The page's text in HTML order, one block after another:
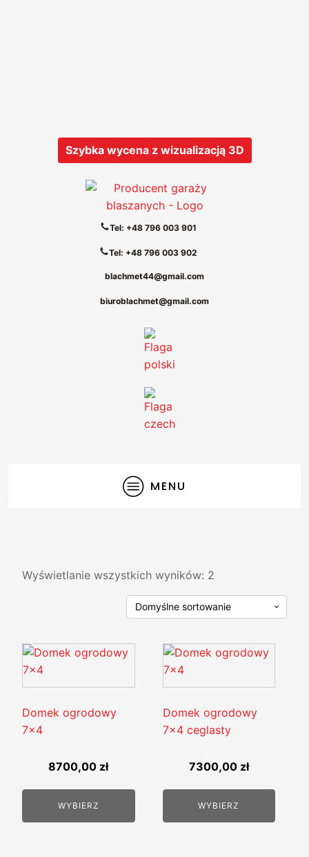
Szybka wycena z wizualizacją 3D
Tel: +48 796 003 901
Tel: +48 796 003 902
blachmet44@gmail.com
biuroblachmet@gmail.com
MENU
Wyświetlanie wszystkich wyników: 2
Domek ogrodowy
7x4
8700,00 zł
WYBIERZ
Domek ogrodowy
7x4 ceglasty
7300,00 zł
WYBIERZ